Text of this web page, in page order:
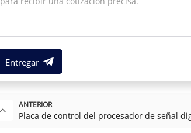
Entregar
ANTERIOR
Placa de control del procesador de señal